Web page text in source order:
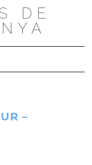
DE
modo de navegación
–